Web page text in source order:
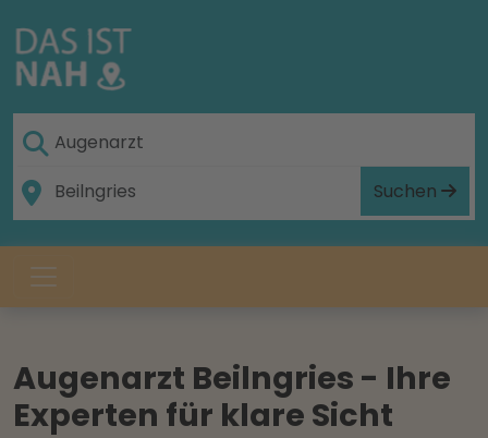
Suchen
Augenarzt Beilngries - Ihre
Experten für klare Sicht